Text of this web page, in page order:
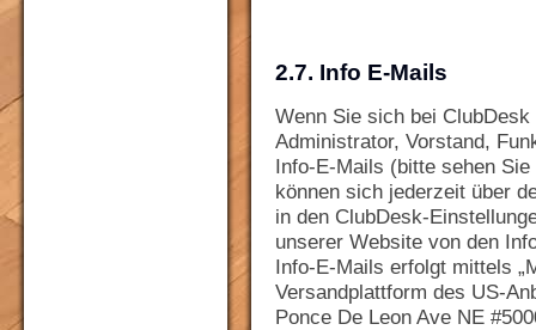
2.7. Info E-Mails
Wenn Sie sich bei
Administrator, Vorstand,
Info-E-Mails (bitte sehen
können sich jederzeit über
in den ClubDesk-
unserer Website von den
Info-E-Mails erfolgt mittels
Versandplattform des US-
Ponce De Leon Ave NE